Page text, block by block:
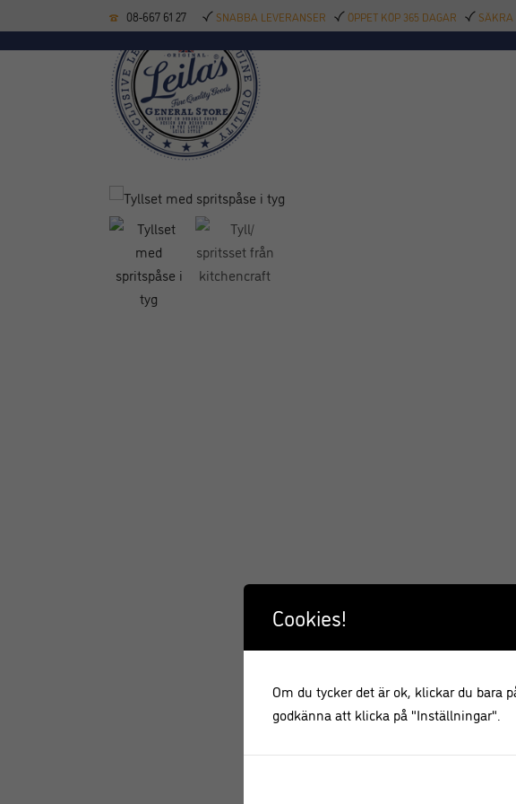
08-667 61 27 SNABBA LEVERANSER ÖPPET KÖP 365 DAGAR SÄKRA
KÖKSREDSKAP BAKTILLBEHÖR BAR
Cookies!
Om du tycker det är ok, klickar du bara
godkänna att klicka på "Inställningar".